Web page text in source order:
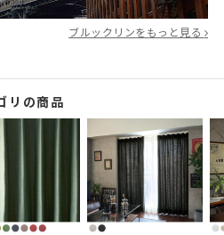
ブルックリンをもっと見る
リの商品